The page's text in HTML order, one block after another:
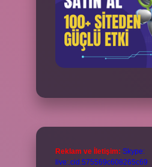
Reklam ve İletişim: Skype:
live:.cid.575569c608265c69